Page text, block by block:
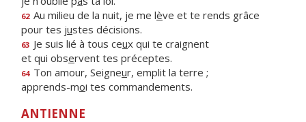
62 Au milieu de la nuit, je me lève et te rends grâce
pour tes justes décisions.
63 Je suis lié à tous ceux qui te craignent
et qui observent tes préceptes.
64 Ton amour, Seigneur, emplit la terre ;
apprends-moi tes commandements.
ANTIENNE